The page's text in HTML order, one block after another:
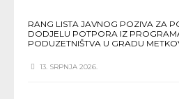
RANG LISTA JAVNOG POZIVA ZA
DODJELU POTPORA IZ
PODUZETNIŠTVA U GRADU
13. SRPNJA 2026.